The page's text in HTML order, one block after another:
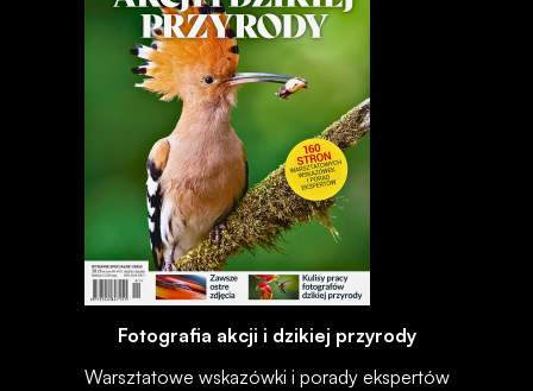
Fotografia akcji i dzikiej przyrody
Warsztatowe wskazówki i porady ekspertów